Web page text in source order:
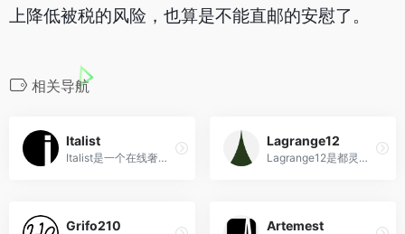
上降低被税的风险，也算是不能直邮的安慰了。
相关导航
Italist
Italist是一个在线奢侈时尚平台，提供正宗的意大利时尚设计师品牌，并且通过直接与品牌合作，提供更优惠的价格。
Lagrange12
Lagrange12是都灵市中心一家独特的奢侈品商店，融合了古老建筑、创新设计和顶级奢侈品品牌，提供非凡的购物体验。
Grifo210 Artemest